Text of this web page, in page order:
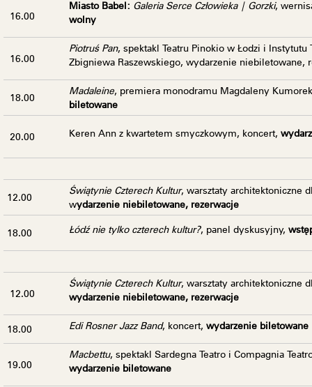
16.00
Miasto Babel: Galeria Serce Człowieka | Gorzki,
wolny
16.00
Piotruś Pan, spektakl Teatru Pinokio w Łodzi i Instytutu
Zbigniewa Raszewskiego, wydarzenie niebiletowane,
18.00
Madaleine, premiera monodramu Magdaleny
biletowane
20.00 Keren Ann z kwartetem smyczkowym, koncert,
12.00
Świątynie Czterech Kultur, warsztaty architektoniczne
wydarzenie niebiletowane, rezerwacje
18.00 Łódź nie tylko czterech kultur?, panel dyskusyjny,
12.00
Świątynie Czterech Kultur, warsztaty architektoniczne
wydarzenie niebiletowane, rezerwacje
18.00 Edi Rosner Jazz Band, koncert, wydarzenie biletowane
19.00
Macbettu, spektakl Sardegna Teatro i Compagnia
wydarzenie biletowane